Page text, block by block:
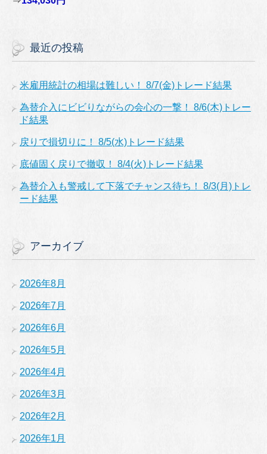
最近の投稿
米雇用統計の相場は難しい！ 8/7(金)トレード結果
為替介入にビビりながらの会心の一撃！ 8/6(木)トレー
ド結果
戻りで損切りに！ 8/5(水)トレード結果
底値固く戻りで撤収！ 8/4(火)トレード結果
為替介入も警戒して下落でチャンス待ち！ 8/3(月)トレ
ード結果
アーカイブ
2026年8月
2026年7月
2026年6月
2026年5月
2026年4月
2026年3月
2026年2月
2026年1月